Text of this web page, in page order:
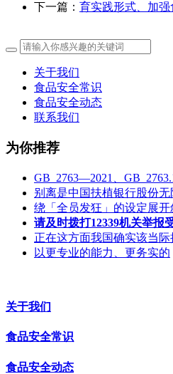
下一篇： 育实践形式、加
关于我们
食品安全常识
食品安全动态
联系我们
为你推荐
GB 2763—2021、GB
别离是中国扶植银行股份
绕「全员发狂」的设定展开
请及时拨打12339机关举报
正在这方面我国确实该当际
以更专业的能力、更务实的
关于我们
食品安全常识
食品安全动态